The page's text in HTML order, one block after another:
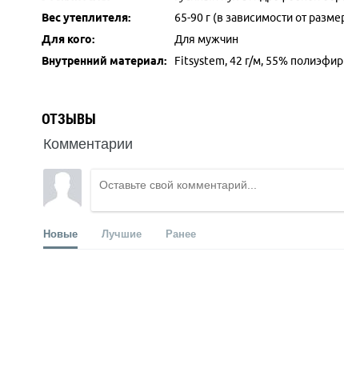
Вес утеплителя:
65-90 г (в зависимости от
Для кого:
Для мужчин
Внутренний материал:
Fitsystem, 42 г/м, 55%
ОТЗЫВЫ
Комментарии
Новые Лучшие Ранее